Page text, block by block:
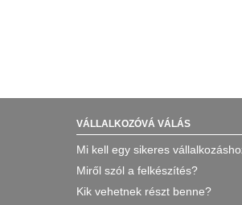
VÁLLALKOZÓVÁ VÁLÁS
Mi kell egy sikeres
Miről szól a felkészítés?
Kik vehetnek részt benne?